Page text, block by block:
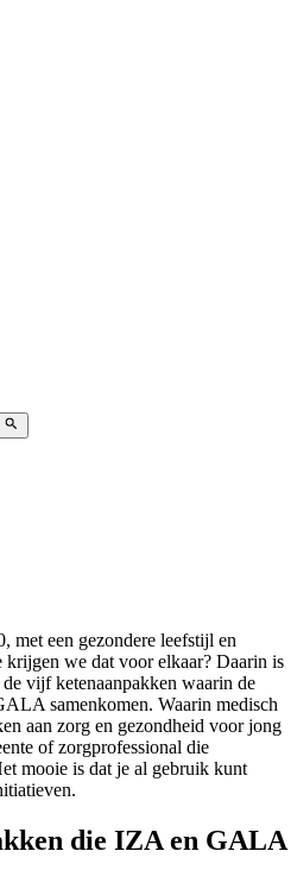
met een gezondere leefstijl en
krijgen we dat voor elkaar? Daarin is
vijf ketenaanpakken waarin de
samenkomen. Waarin medisch
aan zorg en gezondheid voor jong
of zorgprofessional die
mooie is dat je al gebruik kunt
die IZA en GALA